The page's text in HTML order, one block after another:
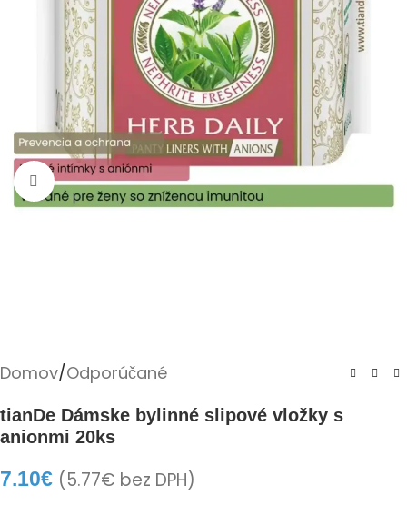
Kliknite pre zväčšenie
Domov/Odporúčané
tianDe Dámske bylinné slipové vložky s
anionmi 20ks
7.10€ (5.77€ bez DPH)